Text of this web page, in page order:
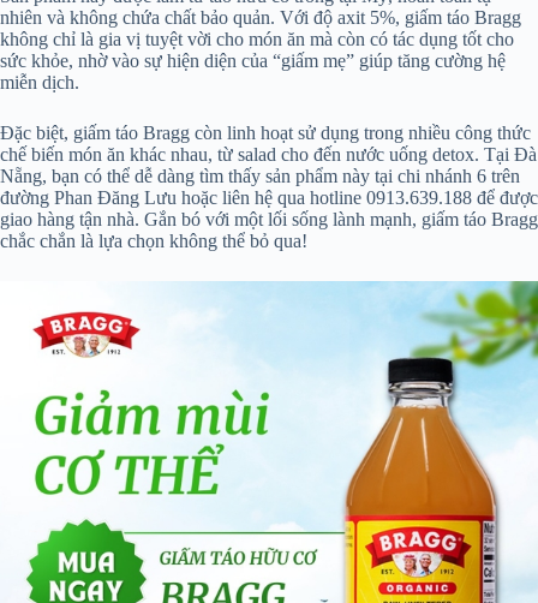
nhiên và không chứa chất bảo quản. Với độ axit 5%, giấm táo Bragg
không chỉ là gia vị tuyệt vời cho món ăn mà còn có tác dụng tốt cho
sức khỏe, nhờ vào sự hiện diện của “giấm mẹ” giúp tăng cường hệ
miễn dịch.
Đặc biệt, giấm táo Bragg còn linh hoạt sử dụng trong nhiều công thức
chế biến món ăn khác nhau, từ salad cho đến nước uống detox. Tại Đà
Nẵng, bạn có thể dễ dàng tìm thấy sản phẩm này tại chi nhánh 6 trên
đường Phan Đăng Lưu hoặc liên hệ qua hotline 0913.639.188 để được
giao hàng tận nhà. Gắn bó với một lối sống lành mạnh, giấm táo Bragg
chắc chắn là lựa chọn không thể bỏ qua!